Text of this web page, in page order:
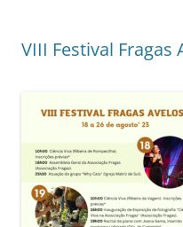
VIII Festival Fragas